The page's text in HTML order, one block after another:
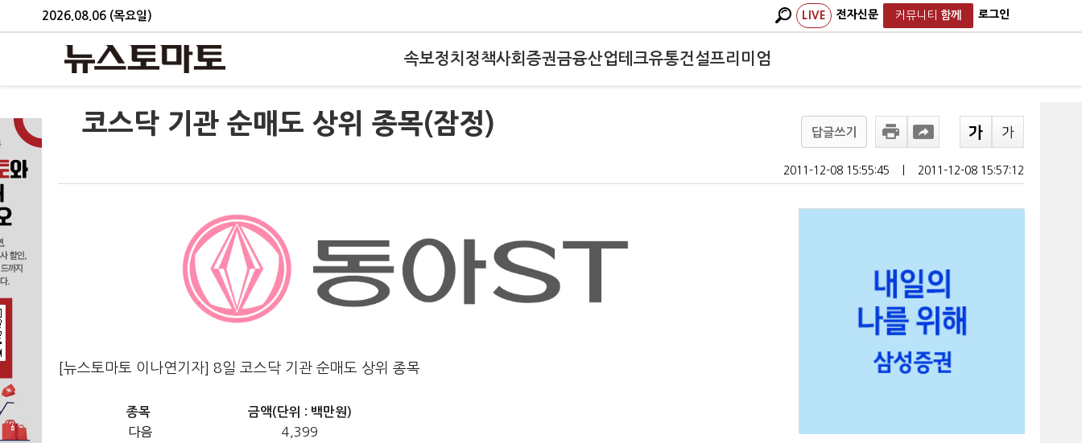
2026.08.06 (목요일) LIVE 전자신문 커뮤니티 함께 로그인
속보정치 정책사회 증권금융산업테크유통건설프리미엄
코스닥 기관 순매도 상위 종목(잠정) 답글쓰기
2011-12-08 15:55:45 2011-12-08 15:57:12
[뉴스토마토 이나연기자] 8일 코스닥 기관 순매도 상위 종목
종목 금액(단위 : 백만원)
다음
4,399